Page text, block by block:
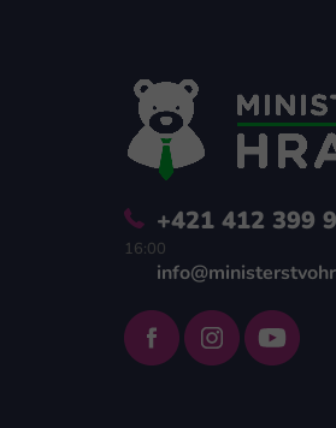
+421 412 399
16:00